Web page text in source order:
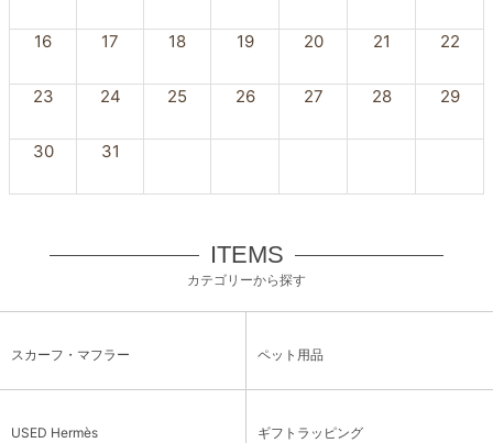
16 17 18 19 20 21 22
23 24 25 26 27 28 29
30 31
ITEMS
カテゴリーから探す
スカーフ・マフラー ペット用品
USED Hermès ギフトラッピング